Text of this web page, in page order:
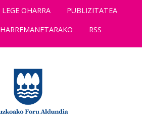
LEGE OHARRA
PUBLIZITATEA
HARREMANETARAKO RSS